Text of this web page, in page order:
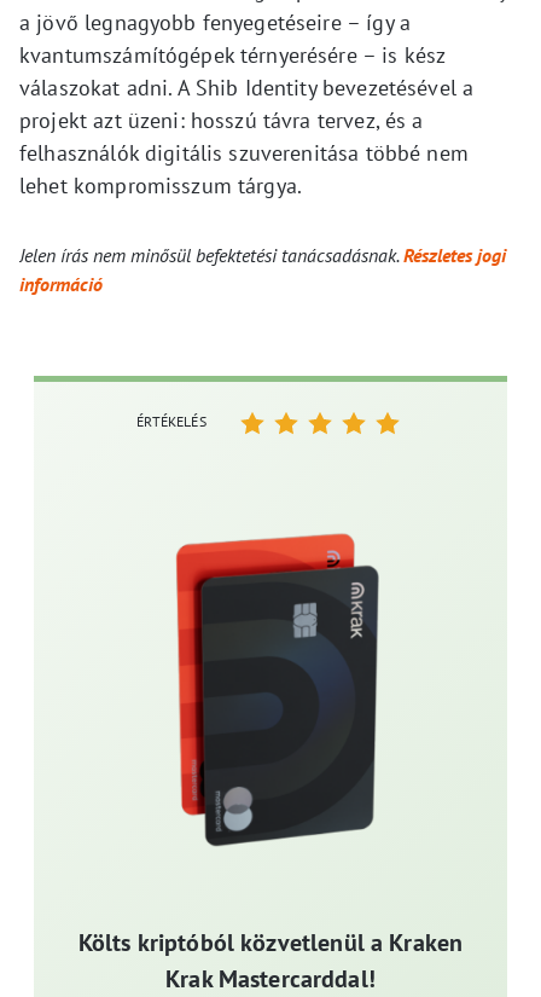
a jövő legnagyobb fenyegetéseire – így a
kvantumszámítógépek térnyerésére – is kész
válaszokat adni. A Shib Identity bevezetésével a
projekt azt üzeni: hosszú távra tervez, és a
felhasználók digitális szuverenitása többé nem
lehet kompromisszum tárgya.
Jelen írás nem minősül befektetési tanácsadásnak.Részletes jogi
információ
Költs kriptóból közvetlenül a Kraken
Krak Mastercarddal!
ÉRTÉKELÉS